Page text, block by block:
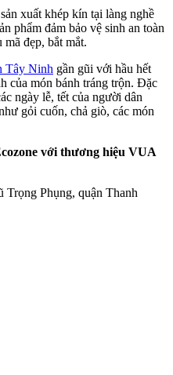
xuất khép kín tại làng nghề
phẩm đảm bảo vệ sinh an toàn
đẹp, bắt mắt.
Tây Ninh gần gũi với hầu hết
của món bánh tráng trộn. Đặc
ngày lễ, tết của người dân
gỏi cuốn, chả giò, các món
với thương hiệu VUA
Trọng Phụng, quận Thanh